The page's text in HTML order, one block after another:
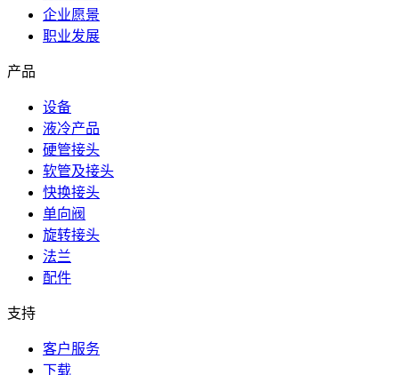
企业愿景
职业发展
产品
设备
液冷产品
硬管接头
软管及接头
快换接头
单向阀
旋转接头
法兰
配件
支持
客户服务
下载